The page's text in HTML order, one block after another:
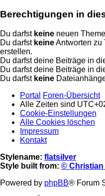
Berechtigungen in
Du darfst keine neuen
Du darfst keineAntworten zu
erstellen.
Du darfst deine Beiträge in
Du darfst deine Beiträge in
Du darfst keine
Portal
Foren-Übersicht
Alle Zeiten sind
Cookie-Einstellungen
Alle Cookies löschen
Impressum
Kontakt
Stylename: flatsilver
Style built from: © Christian
Powered by phpBB® Forum